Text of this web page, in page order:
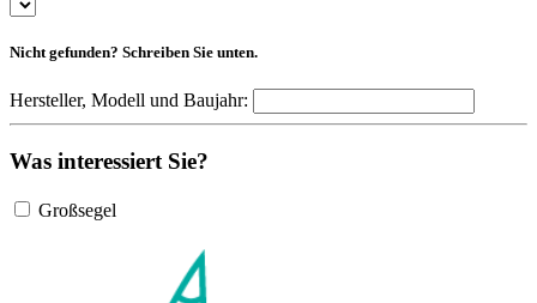
Nicht gefunden? Schreiben Sie unten.
Hersteller, Modell und Baujahr:
Was interessiert Sie?
Großsegel